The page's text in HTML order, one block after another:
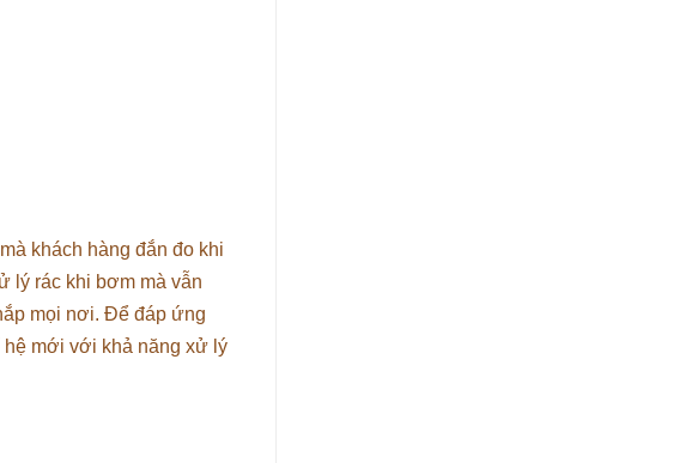
khách hàng đắn đo khi
lý rác khi bơm mà vẫn
mọi nơi. Để đáp ứng
mới với khả năng xử lý